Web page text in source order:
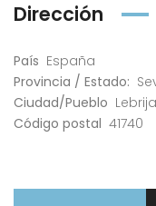
Dirección
País España
Provincia / Estado:
Ciudad/Pueblo Lebrija
Código postal 41740